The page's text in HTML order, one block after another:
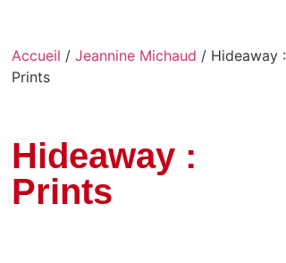
Accueil / Jeannine Michaud / Hideaway :
Prints
Hideaway :
Prints